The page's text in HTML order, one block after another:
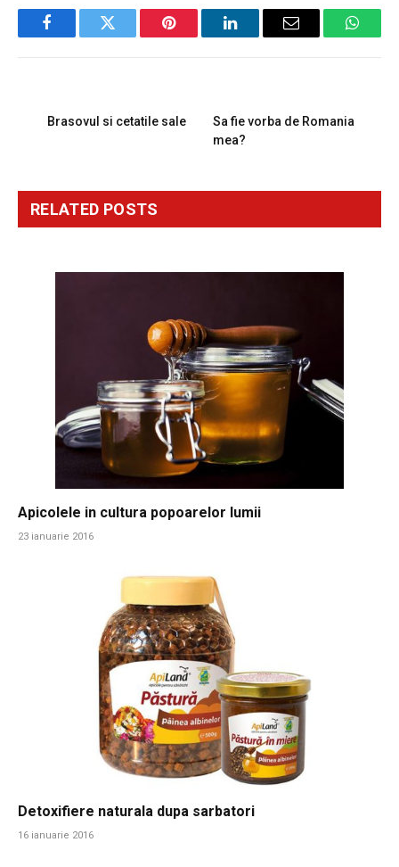
FacebookTwitter Pinterest LinkedInEmail
Brasovul si cetatile sale
Sa fie vorba de Romania
mea?
RELATED POSTS
Apicolele in cultura popoarelor lumii
23 ianuarie 2016
Detoxifiere naturala dupa sarbatori
16 ianuarie 2016